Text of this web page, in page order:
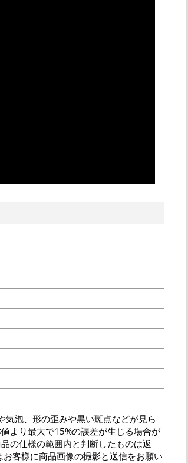
泡、形の歪みや黒い斑点などが見ら
より最大で15%の誤差が生じる場合が
の仕様の範囲内と判断したものは返
客様に商品画像の撮影と送信をお願い